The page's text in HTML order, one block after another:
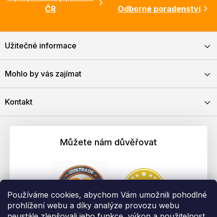
Používáme cookies, abychom Vám umožnili pohodlné
prohlížení webu a díky analýze provozu webu
ČR
Odborné poradenství
Užitečné informace
Mohlo by vás zajímat
Kontakt
Můžete nám důvěřovat